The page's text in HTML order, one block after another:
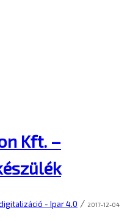
Kft. –
- Ipar 4.0 / 2017-12-04